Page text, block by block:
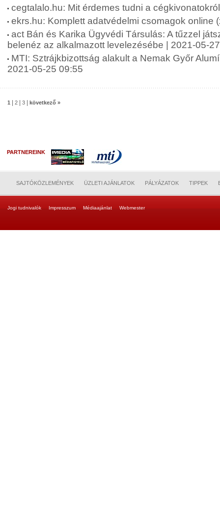
cegtalalo.hu: Mit érdemes tudni a
ekrs.hu: Komplett adatvédelmi csomagok online
act Bán és Karika Ügyvédi Társulás: A tűzzel
belenéz az alkalmazott levelezésébe | 2021-05-
MTI: Sztrájkbizottság alakult a Nemak Győr
2021-05-25 09:55
1 2 3 következő »
PARTNEREINK
SAJTÓKÖZLEMÉNYEK ÜZLETI AJÁNLATOK PÁLYÁZATOK TIPPEK
Jogi tudnivalók Impresszum Médiaajánlat Webmester